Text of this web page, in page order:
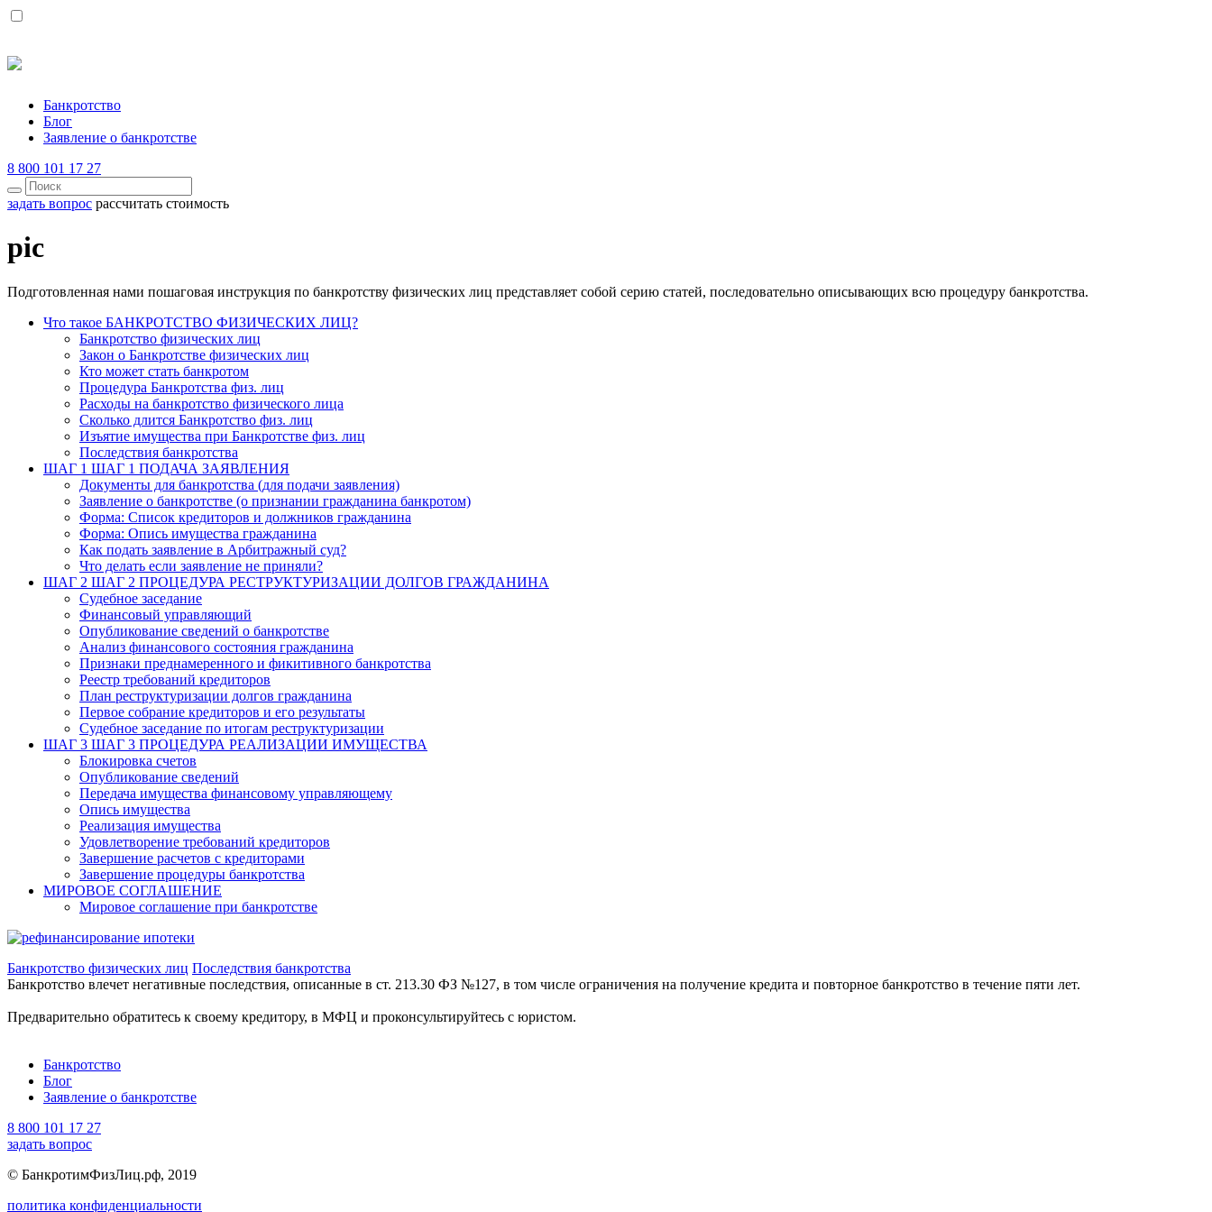
Банкротство
Блог
Заявление о банкротстве
8 800 101 17 27
задать вопрос рассчитать стоимость
pic
Подготовленная нами пошаговая инструкция по банкротству физических лиц представляет собой серию статей, последовательно описывающих всю процедуру банкротства.
Что такое БАНКРОТСТВО ФИЗИЧЕСКИХ ЛИЦ?
Банкротство физических лиц
Закон о Банкротстве физических лиц
Кто может стать банкротом
Процедура Банкротства физ. лиц
Расходы на банкротство физического лица
Сколько длится Банкротство физ. лиц
Изъятие имущества при Банкротстве физ. лиц
Последствия банкротства
ШАГ 1 ШАГ 1 ПОДАЧА ЗАЯВЛЕНИЯ
Документы для банкротства (для подачи заявления)
Заявление о банкротстве (о признании гражданина банкротом)
Форма: Список кредиторов и должников гражданина
Форма: Опись имущества гражданина
Как подать заявление в Арбитражный суд?
Что делать если заявление не приняли?
ШАГ 2 ШАГ 2 ПРОЦЕДУРА РЕСТРУКТУРИЗАЦИИ ДОЛГОВ ГРАЖДАНИНА
Судебное заседание
Финансовый управляющий
Опубликование сведений о банкротстве
Анализ финансового состояния гражданина
Признаки преднамеренного и фикитивного банкротства
Реестр требований кредиторов
План реструктуризации долгов гражданина
Первое собрание кредиторов и его результаты
Судебное заседание по итогам реструктуризации
ШАГ 3 ШАГ 3 ПРОЦЕДУРА РЕАЛИЗАЦИИ ИМУЩЕСТВА
Блокировка счетов
Опубликование сведений
Передача имущества финансовому управляющему
Опись имущества
Реализация имущества
Удовлетворение требований кредиторов
Завершение расчетов с кредиторами
Завершение процедуры банкротства
МИРОВОЕ СОГЛАШЕНИЕ
Мировое соглашение при банкротстве
Банкротство физических лиц Последствия банкротства
Банкротство влечет негативные последствия, описанные в ст. 213.30 ФЗ №127, в том числе ограничения на получение кредита и повторное банкротство в течение пяти лет.
Предварительно обратитесь к своему кредитору, в МФЦ и проконсультируйтесь с юристом.
Банкротство
Блог
Заявление о банкротстве
8 800 101 17 27
задать вопрос
© БанкротимФизЛиц.рф, 2019
политика конфиденциальности